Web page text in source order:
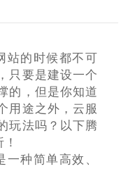
站的时候都不可
只要是建设一个
的，但是你知道
用途之外，云服
玩法吗？以下腾
种简单高效、